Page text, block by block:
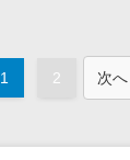
医療
1 2 次へ